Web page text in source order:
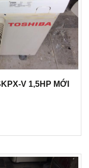
V 1,5HP MỚI